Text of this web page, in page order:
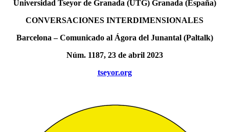
Universidad Tseyor de Granada (UTG) Granada (España)
CONVERSACIONES INTERDIMENSIONALES
Barcelona – Comunicado al Ágora del Junantal (Paltalk)
Núm. 1187, 23 de abril 2023
tseyor.org